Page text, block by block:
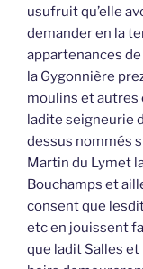
usufruit qu’elle
demander en la
appartenances
la Gygonnière
moulins et autres
ladite seigneurie
dessus nommés
Martin du Lymet
Bouchamps et
consent que
etc en jouissent
que ladit Salles